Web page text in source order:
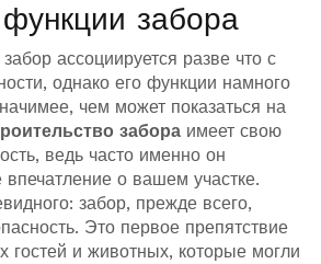
забора
ассоциируется разве что с
однако его функции намного
чем может показаться на
забора имеет свою
ведь часто именно он
о вашем участке.
забор, прежде всего,
Это первое препятствие
гостей и животных, которые могли